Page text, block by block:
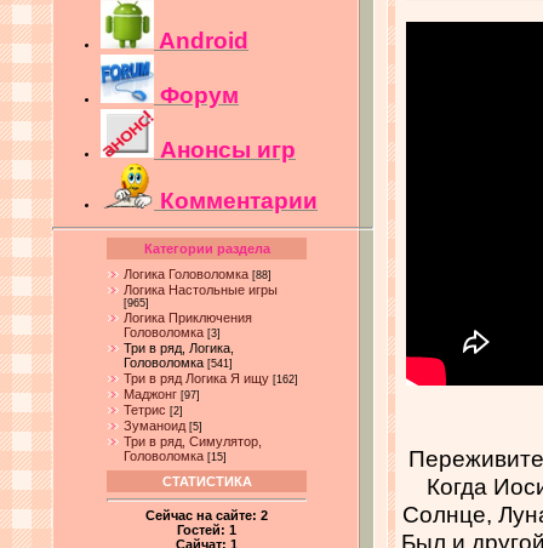
Android
Форум
Анонсы игр
Комментарии
Категории раздела
Логика Головоломка [88]
Логика Настольные игры
[965]
Логика Приключения
Головоломка [3]
Три в ряд, Логика,
Головоломка [541]
Три в ряд Логика Я ищу [162]
Маджонг [97]
Тетрис [2]
Зуманоид [5]
Три в ряд, Симулятор,
Головоломка [15]
СТАТИСТИКА
Сейчас на сайте: 2
Гостей: 1
Сайчат: 1
Когда
Солнце,
Был и